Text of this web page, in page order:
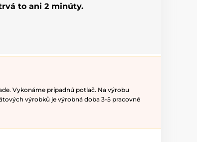
to ani 2 minúty.
Vykonáme prípadnú potlač. Na výrobu
výrobků je výrobná doba 3-5 pracovné